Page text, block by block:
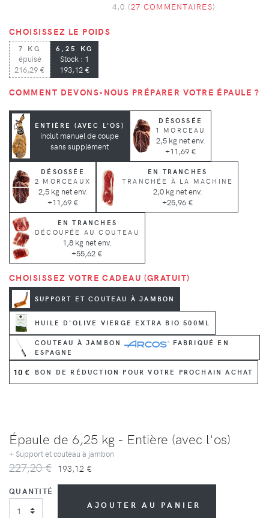
4,0 (27 COMMENTAIRES)
CHOISISSEZ LE POIDS
7 KG
épuisé
216,29 €
6,25 KG
Stock : 1
193,12 €
COMMENT DEVONS-NOUS PRÉPARER VOTRE ÉPAULE ?
ENTIÈRE (AVEC L'OS)
inclut manuel de coupe
sans supplément
DÉSOSSÉE
1 MORCEAU
2,5 kg net env.
+11,69 €
DÉSOSSÉE
2 MORCEAUX
2,5 kg net env.
+11,69 €
EN TRANCHES
TRANCHÉE À LA MACHINE
2,0 kg net env.
+25,96 €
EN TRANCHES
DÉCOUPÉE AU COUTEAU
1,8 kg net env.
+55,62 €
CHOISISSEZ VOTRE CADEAU (GRATUIT)
SUPPORT ET COUTEAU À JAMBON
HUILE D'OLIVE VIERGE EXTRA BIO 500ML
COUTEAU À JAMBON
FABRIQUÉ EN
ESPAGNE
10 € BON DE RÉDUCTION POUR VOTRE PROCHAIN ACHAT
Épaule de 6,25 kg - Entière (avec l'os)
+ Support et couteau à jambon
227,20 € 193,12 €
QUANTITÉ
AJOUTER AU PANIER